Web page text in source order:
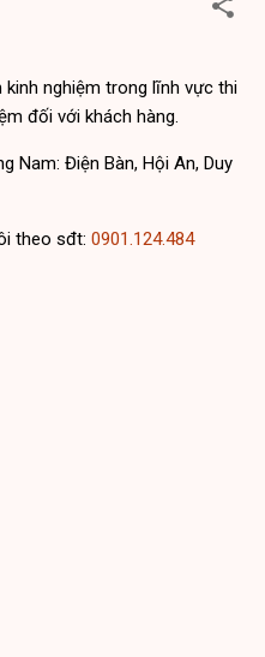
nghiệm trong lĩnh vực thi
đối với khách hàng.
Nam: Điện Bàn, Hội An, Duy
theo sđt: 0901.124.484